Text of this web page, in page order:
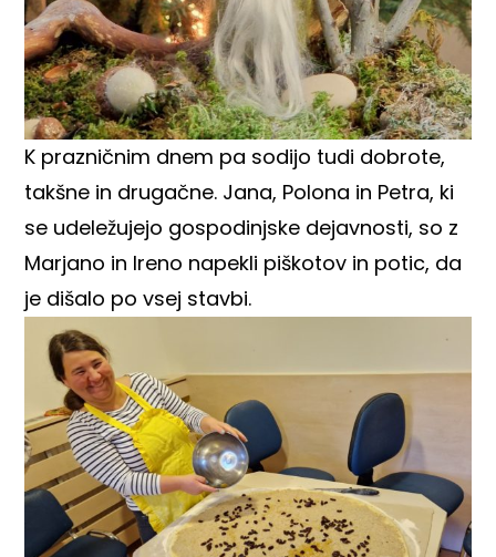
K prazničnim dnem pa sodijo tudi dobrote,
takšne in drugačne. Jana, Polona in Petra, ki
se udeležujejo gospodinjske dejavnosti, so z
Marjano in Ireno napekli piškotov in potic, da
je dišalo po vsej stavbi.